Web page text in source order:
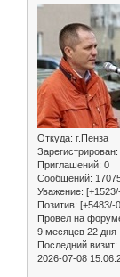
Откуда: г.Пенза
Зарегистрирован
Приглашений: 0
Сообщений:
Уважение:
Позитив: [+5483/-
Провел на
9 месяцев 22 дня
Последний визит:
2026-07-08